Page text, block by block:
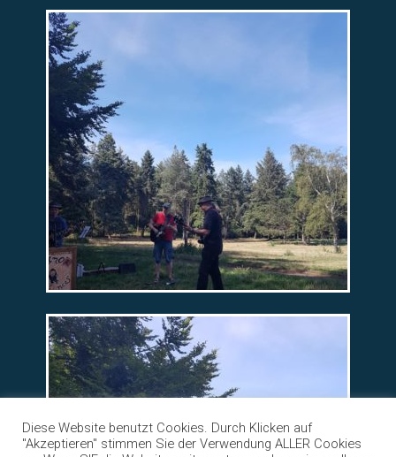
Diese Website benutzt Cookies. Durch Klicken auf
"Akzeptieren" stimmen Sie der Verwendung ALLER Cookies